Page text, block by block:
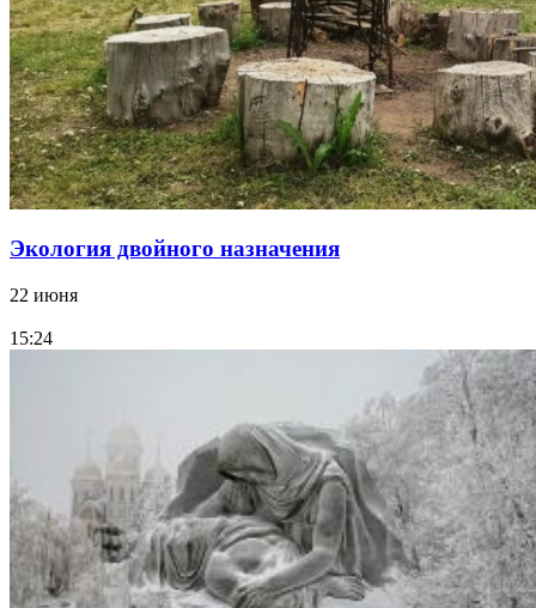
Экология двойного назначения
22 июня
15:24